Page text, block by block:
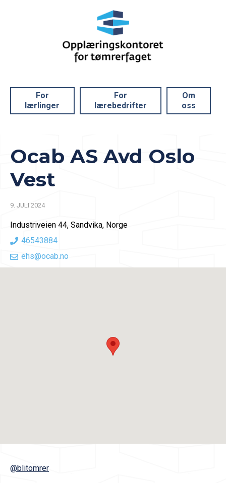
For
lærlinger
For
lærebedrifter
Om
oss
Ocab AS Avd Oslo
Vest
9. JULI 2024
Industriveien 44, Sandvika, Norge
46543884
ehs@ocab.no
@blitomrer